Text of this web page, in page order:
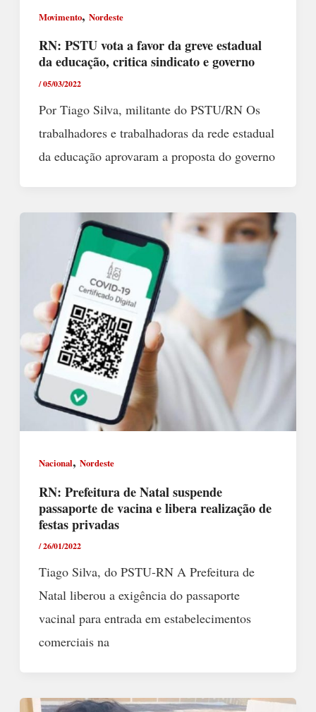
Movimento, Nordeste
RN: PSTU vota a favor da greve estadual
da educação, critica sindicato e governo
/05/03/2022
Por Tiago Silva, militante do PSTU/RN Os
trabalhadores e trabalhadoras da rede estadual
da educação aprovaram a proposta do governo
Nacional, Nordeste
RN: Prefeitura de Natal suspende
passaporte de vacina e libera realização de
festas privadas
/26/01/2022
Tiago Silva, do PSTU-RN A Prefeitura de
Natal liberou a exigência do passaporte
vacinal para entrada em estabelecimentos
comerciais na